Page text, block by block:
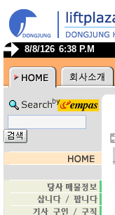
8/8/126 6:38 P.M